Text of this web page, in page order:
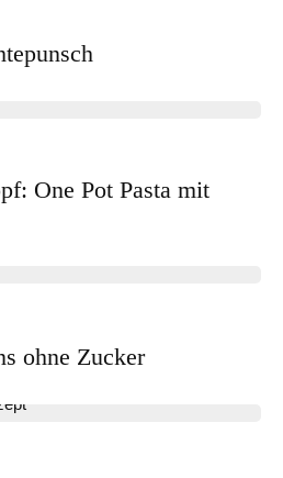
One Pot Pasta mit
ohne Zucker